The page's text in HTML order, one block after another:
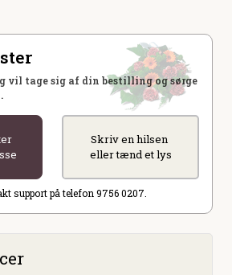
vil tage sig af din bestilling og sørge
Skriv en hilsen
eller tænd et lys
support på telefon 9756 0207.